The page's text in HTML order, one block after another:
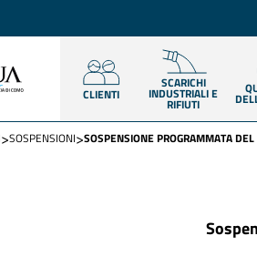
CLIENTI
SCARICHI
INDUSTRIALI E
RIFIUTI
>SOSPENSIONI>SOSPENSIONE PROGRAMMATA